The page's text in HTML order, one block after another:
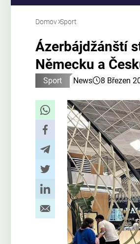
Domov Sport
Ázerbájdžánští
Německu a
Sport News 8 Březen